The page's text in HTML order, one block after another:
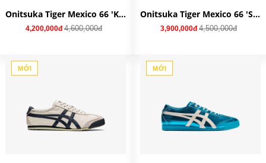
Onitsuka Tiger Mexico 66 'Kill Bill' 1183C102-751
4,200,000đ 4,600,000đ
Onitsuka Tiger Mexico 66 'Silver Off White' 1183B566-021
3,900,000đ 4,500,000đ
MỚI MỚI